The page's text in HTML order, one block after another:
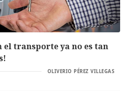
el transporte ya no es tan
OLIVERIO PÉREZ VILLEGAS